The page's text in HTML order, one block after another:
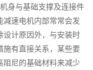
身与基础支撑及连接件
速电机内部常常会发
设计原因外，与安装时
有直接关系，某些要
尼的基础材料来减少